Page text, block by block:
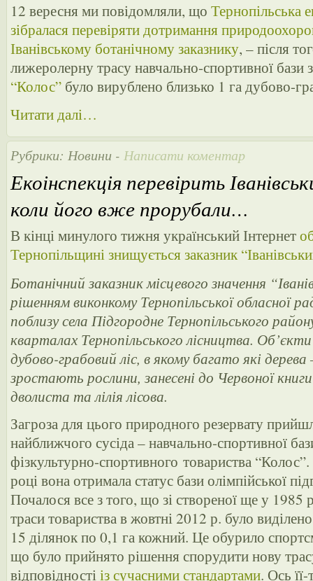
12 вересня ми повідомляли, що Тернопільська
зібралася перевіряти дотримання
Іванівському ботанічному заказнику, – після
лижеролерну трасу навчально-спортивної бази
“Колос” було вирублено близько 1 га дубово-
Читати далі…
Рубрики: Новини - Написати коментар
Екоінспекція перевірить
коли його вже прорубали…
В кінці минулого тижня український Інтернет
Тернопільщині знищується заказник
Ботанічний заказник місцевого значення
рішенням виконкому Тернопільської обласної
поблизу села Підгородне Тернопільського
кварталах Тернопільського лісництва.
дубово-грабовий ліс, в якому багато які дерева
зростають рослини, занесені до Червоної
дволиста та лілія лісова.
Загроза для цього природного резервату
найближчого сусіда – навчально-спортивної
фізкультурно-спортивного товариства
році вона отримала статус бази олімпійської
Почалося все з того, що зі створеної ще у 1985
траси товариства в жовтні 2012 р. було
15 ділянок по 0,1 га кожний. Це обурило
що було прийнято рішення спорудити нову
відповідностііз сучасними стандартами. Ось